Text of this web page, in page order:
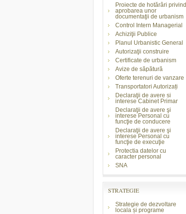
Proiecte de hotărâri privind
aprobarea unor
documentaţii de urbanism
Control Intern Managerial
Achiziţii Publice
Planul Urbanistic General
Autorizaţii construire
Certificate de urbanism
Avize de săpătură
Oferte terenuri de vanzare
Transportatori Autorizați
Declaraţii de avere si
interese Cabinet Primar
Declaraţii de avere şi
interese Personal cu
funcţie de conducere
Declaraţii de avere şi
interese Personal cu
funcţie de execuţie
Protectia datelor cu
caracter personal
SNA
STRATEGIE
Strategie de dezvoltare
locala și programe